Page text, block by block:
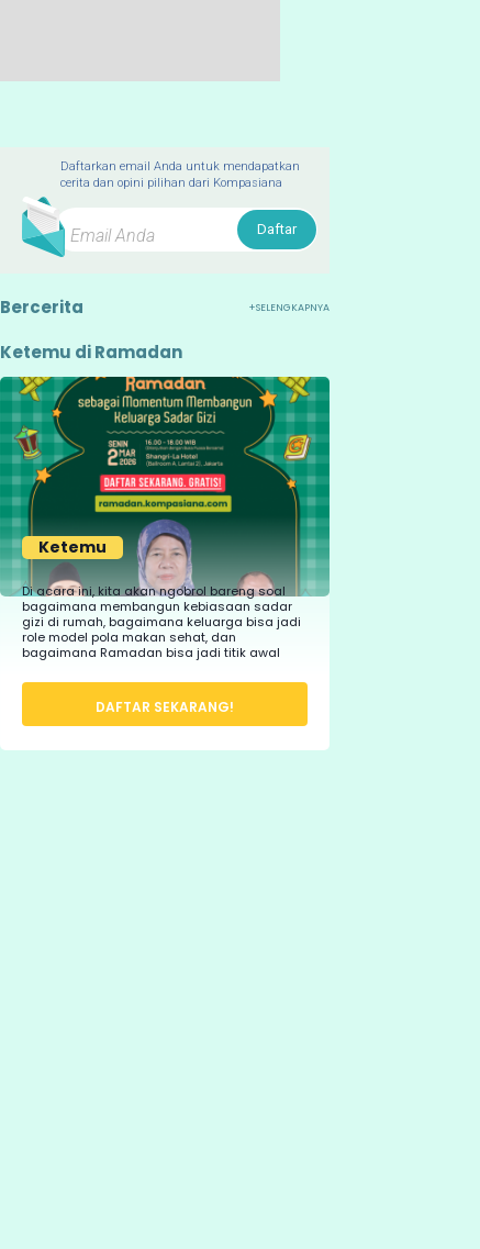
Daftarkan email Anda untuk mendapatkan
cerita dan opini pilihan dari Kompasiana
Daftar
Bercerita +SELENGKAPNYA
Ketemu di Ramadan
Ketemu
Di acara ini, kita akan ngobrol bareng soal
bagaimana membangun kebiasaan sadar
gizi di rumah, bagaimana keluarga bisa jadi
role model pola makan sehat, dan
bagaimana Ramadan bisa jadi titik awal
DAFTAR SEKARANG!